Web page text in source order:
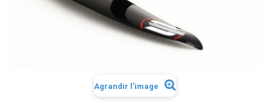
Agrandir l'image